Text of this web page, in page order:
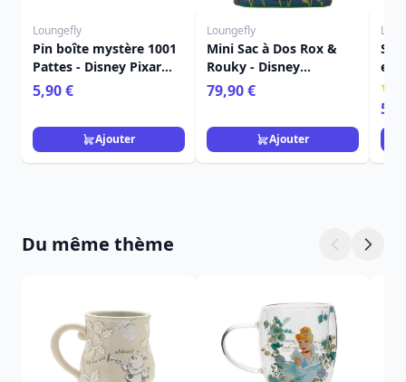
Loungefly
Pin boîte mystère 1001
Pattes - Disney Pixar
Loungefly
5,90 €
Ajouter
Loungefly
Mini Sac à Dos Rox &
Rouky - Disney
Loungefly
79,90 €
Ajouter
et
Du même thème